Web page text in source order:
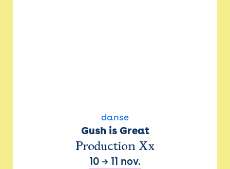
danse
Gush is Great
Production Xx
10 → 11 nov.